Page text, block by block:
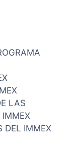
LAS
DEL IMMEX